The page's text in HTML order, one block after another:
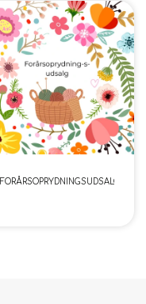
FORÅRSOPRYDNINGSUDSALG